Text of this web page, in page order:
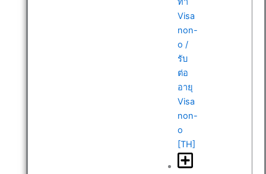
Visa
non-
o /
รับ
ต่อ
อายุ
Visa
non-
o
[TH]